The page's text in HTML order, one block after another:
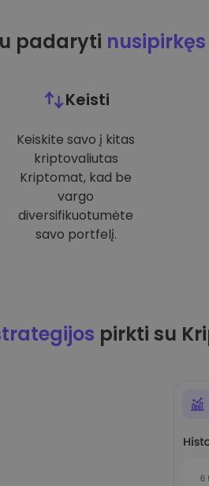
padaryti nusipirkęs
Keisti
Keiskite savo į kitas
kriptovaliutas
Kriptomat, kad be
vargo
diversifikuotumėte
savo portfelį.
pirkti su